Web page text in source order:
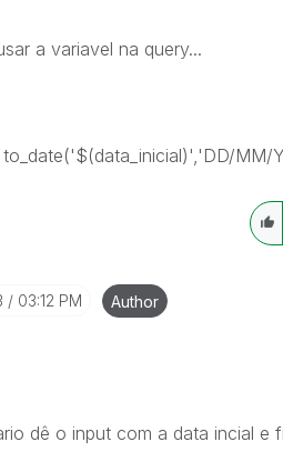
a variavel na query...
MM/
03:12 PM Author
dê o input com a data incial e